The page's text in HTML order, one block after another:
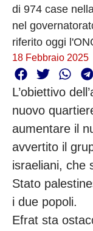
di 974 case
nel
riferito oggi
18 Febbraio 2025
L’obiettivo
nuovo
aumentare il
avvertito il
israeliani, che
Stato
i due popoli.
Efrat sta